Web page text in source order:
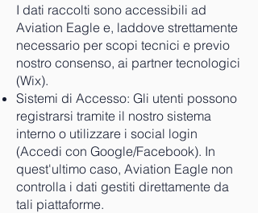
I dati raccolti sono accessibili ad
Aviation Eagle e, laddove strettamente
necessario per scopi tecnici e previo
nostro consenso, ai partner tecnologici
(Wix).
Sistemi di Accesso: Gli utenti possono
registrarsi tramite il nostro sistema
interno o utilizzare i social login
(Accedi con Google/Facebook). In
quest'ultimo caso, Aviation Eagle non
controlla i dati gestiti direttamente da
tali piattaforme.